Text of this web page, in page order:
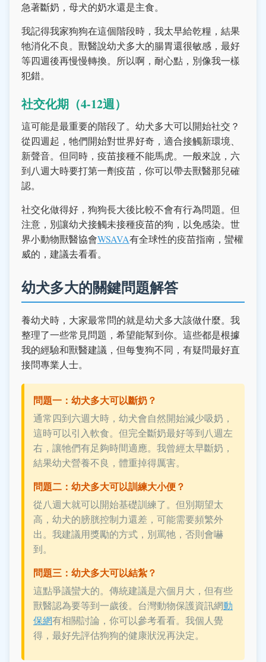
急著斷奶，母犬的奶水還是主食。
我記得我家狗狗在這個階段時，我太早給乾糧，結果
牠消化不良。獸醫說幼犬多大的腸胃還很敏感，最好
等四週後再慢慢轉換。所以啊，耐心點，別像我一樣
犯錯。
社交化期（4-12週）
這可能是最重要的階段了。幼犬多大可以開始社交？
從四週起，牠們開始對世界好奇，適合接觸新環境、
新聲音。但同時，疫苗接種不能馬虎。一般來說，六
到八週大時要打第一劑疫苗，你可以帶去獸醫那兒確
認。
社交化做得好，狗狗長大後比較不會有行為問題。但
注意，別讓幼犬接觸未接種疫苗的狗，以免感染。世
界小動物獸醫協會WSAVA有全球性的疫苗指南，蠻權
威的，建議去看看。
幼犬多大的關鍵問題解答
養幼犬時，大家最常問的就是幼犬多大該做什麼。我
整理了一些常見問題，希望能幫到你。這些都是根據
我的經驗和獸醫建議，但每隻狗不同，有疑問最好直
接問專業人士。
問題一：幼犬多大可以斷奶？
通常四到六週大時，幼犬會自然開始減少吸奶，
這時可以引入軟食。但完全斷奶最好等到八週左
右，讓牠們有足夠時間適應。我曾經太早斷奶，
結果幼犬營養不良，體重掉得厲害。
問題二：幼犬多大可以訓練大小便？
從八週大就可以開始基礎訓練了。但別期望太
高，幼犬的膀胱控制力還差，可能需要頻繁外
出。我建議用獎勵的方式，別罵牠，否則會嚇
到。
問題三：幼犬多大可以結紮？
這點爭議蠻大的。傳統建議是六個月大，但有些
獸醫認為要等到一歲後。台灣動物保護資訊網動
保網有相關討論，你可以參考看看。我個人覺
得，最好先評估狗狗的健康狀況再決定。